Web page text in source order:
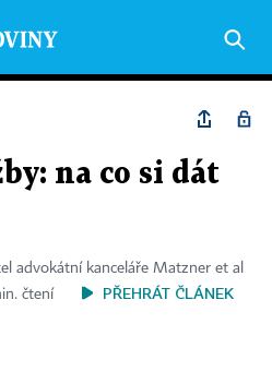
na co si dát
advokátní kanceláře Matzner et al
čtení
PŘEHRÁT ČLÁNEK